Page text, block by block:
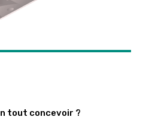
tout concevoir ?